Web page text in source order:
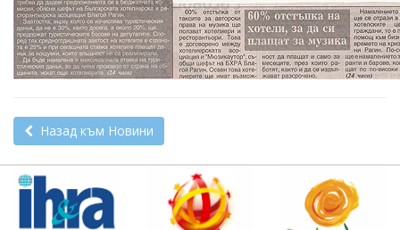
Назад към Новини